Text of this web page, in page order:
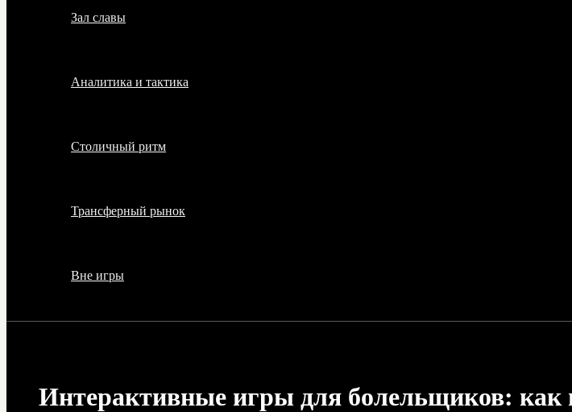
Зал славы
Аналитика и тактика
Столичный ритм
Трансферный рынок
Вне игры
Интерактивные игры для болельщиков: как